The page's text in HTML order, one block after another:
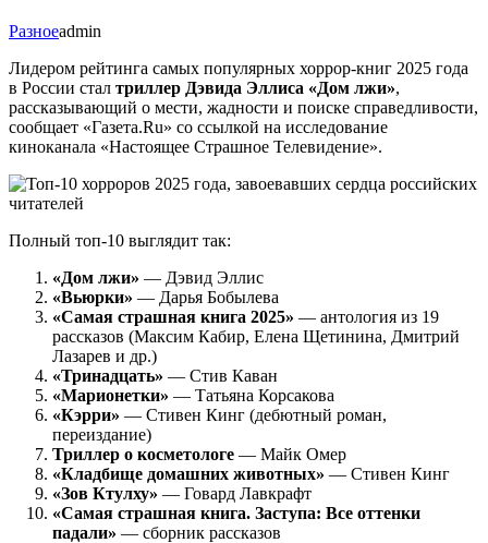
Разноеadmin
Лидером рейтинга самых популярных хоррор‑книг 2025 года
в России стал триллер Дэвида Эллиса «Дом лжи»,
рассказывающий о мести, жадности и поиске справедливости,
сообщает «Газета.Ru» со ссылкой на исследование
киноканала «Настоящее Страшное Телевидение».
Полный топ-10 выглядит так:
«Дом лжи» — Дэвид Эллис
«Вьюрки» — Дарья Бобылева
«Самая страшная книга 2025» — антология из 19
рассказов (Максим Кабир, Елена Щетинина, Дмитрий
Лазарев и др.)
«Тринадцать» — Стив Каван
«Марионетки» — Татьяна Корсакова
«Кэрри» — Стивен Кинг (дебютный роман,
переиздание)
Триллер о косметологе — Майк Омер
«Кладбище домашних животных» — Стивен Кинг
«Зов Ктулху» — Говард Лавкрафт
«Самая страшная книга. Заступа: Все оттенки
падали» — сборник рассказов